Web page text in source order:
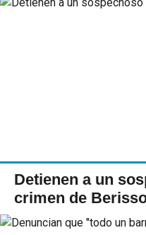
Detienen a un
crimen de